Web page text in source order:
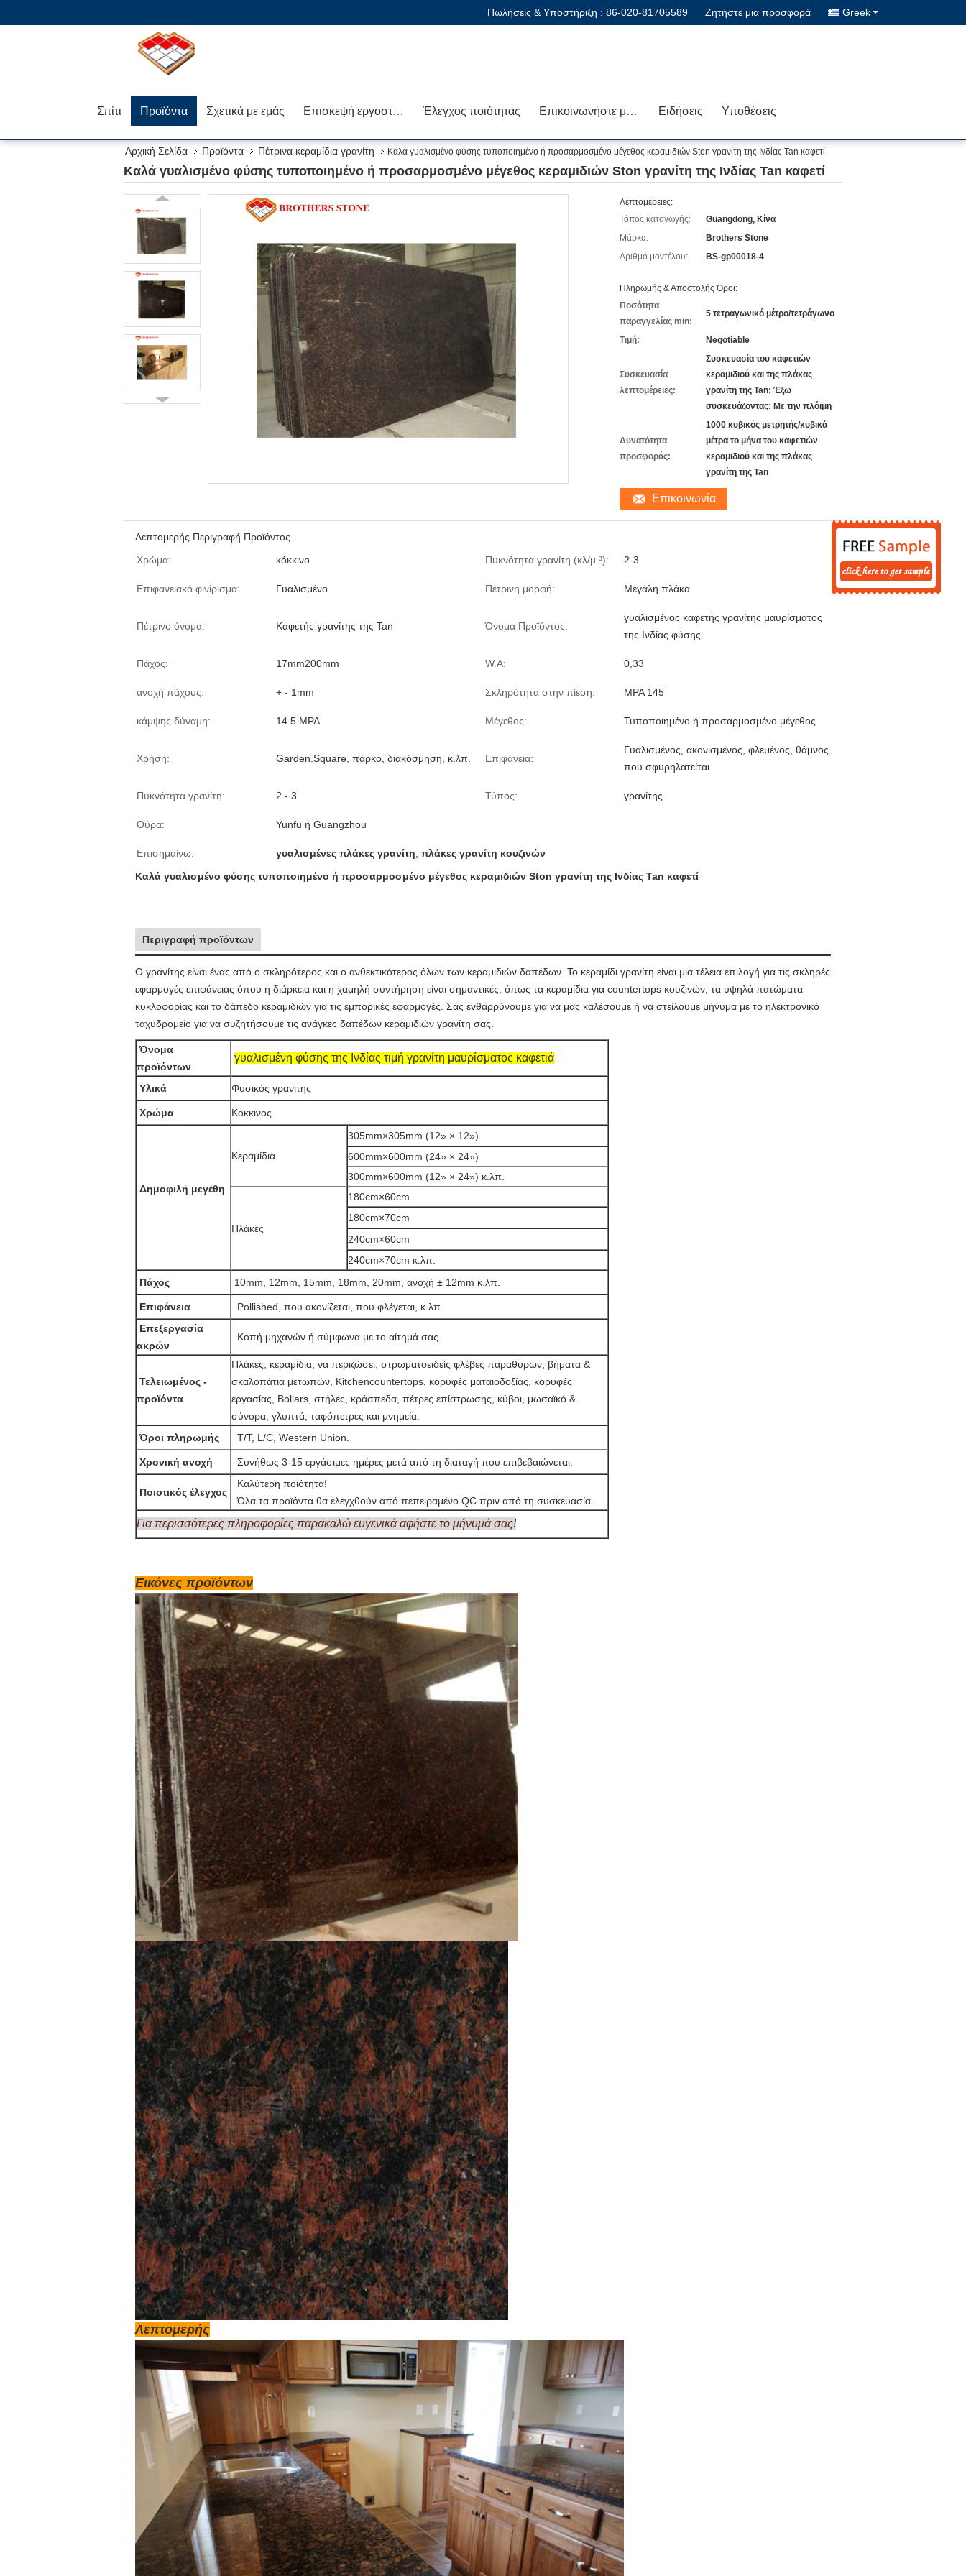
Αφήστε ένα μήνυμα
We bellen je snel terug!
υποβολή
Πωλήσεις & Υποστήριξη : 86-020-81705589 Ζητήστε μια προσφορά Greek
Σπίτι Προϊόντα Σχετικά με εμάς Επισκεψή εργοστασίου Έλεγχος ποιότητας Επικοινωνήστε μαζί μας Ειδήσεις Υποθέσεις
Αρχική Σελίδα Προϊόντα Πέτρινα κεραμίδια γρανίτη Καλά γυαλισμένο φύσης τυποποιημένο ή προσαρμοσμένο μέγεθος κεραμιδιών Ston γρανίτη της Ινδίας Tan καφετί
Καλά γυαλισμένο φύσης τυποποιημένο ή προσαρμοσμένο μέγεθος κεραμιδιών Ston γρανίτη της Ινδίας Tan καφετί
Λεπτομέρειες:
Τόπος καταγωγής:
Guangdong, Κίνα
Μάρκα:
Brothers Stone
Αριθμό μοντέλου:
BS-gp00018-4
Πληρωμής & Αποστολής Όροι:
Ποσότητα
παραγγελίας min:
5 τετραγωνικό μέτρο/τετράγωνο
Τιμή: Negotiable
Συσκευασία
λεπτομέρειες:
Συσκευασία του καφετιών
κεραμιδιού και της πλάκας
γρανίτη της Tan: Έξω
συσκευάζοντας: Με την πλόιμη
Δυνατότητα
προσφοράς:
1000 κυβικός μετρητής/κυβικά
μέτρα το μήνα του καφετιών
κεραμιδιού και της πλάκας
γρανίτη της Tan
Επικοινωνία
Λεπτομερής Περιγραφή Προϊόντος
Χρώμα:
κόκκινο Πυκνότητα γρανίτη (κλ/μ ³): 2-3
Επιφανειακό φινίρισμα: Γυαλισμένο Πέτρινη μορφή: Μεγάλη πλάκα
Πέτρινο όνομα: Καφετής γρανίτης της Tan Όνομα Προϊόντος:
γυαλισμένος καφετής γρανίτης μαυρίσματος
της Ινδίας φύσης
Πάχος: 17mm200mm W.A: 0,33
ανοχή πάχους: + - 1mm Σκληρότητα στην πίεση: MPA 145
κάμψης δύναμη: 14.5 MPA Μέγεθος: Τυποποιημένο ή προσαρμοσμένο μέγεθος
Χρήση: Garden.Square, πάρκο, διακόσμηση, κ.λπ. Επιφάνεια:
Γυαλισμένος, ακονισμένος, φλεμένος, θάμνος
που σφυρηλατείται
Πυκνότητα γρανίτη: 2 - 3 Τύπος: γρανίτης
Θύρα: Yunfu ή Guangzhou
Επισημαίνω: γυαλισμένες πλάκες γρανίτη πλάκες γρανίτη κουζινών
Καλά γυαλισμένο φύσης τυποποιημένο ή προσαρμοσμένο μέγεθος κεραμιδιών Ston γρανίτη της Ινδίας Tan καφετί
Περιγραφή προϊόντων
Ο γρανίτης είναι ένας από ο σκληρότερος και ο ανθεκτικότερος όλων των κεραμιδιών δαπέδων. Το κεραμίδι γρανίτη είναι μια τέλεια επιλογή για τις σκληρές
εφαρμογές επιφάνειας όπου η διάρκεια και η χαμηλή συντήρηση είναι σημαντικές, όπως τα κεραμίδια για countertops κουζινών, τα υψηλά πατώματα
κυκλοφορίας και το δάπεδο κεραμιδιών για τις εμπορικές εφαρμογές. Σας ενθαρρύνουμε για να μας καλέσουμε ή να στείλουμε μήνυμα με το ηλεκτρονικό
ταχυδρομείο για να συζητήσουμε τις ανάγκες δαπέδων κεραμιδιών γρανίτη σας.
Όνομα
προϊόντων
γυαλισμένη φύσης της Ινδίας τιμή γρανίτη μαυρίσματος καφετιά
Υλικά Φυσικός γρανίτης
Χρώμα Κόκκινος
Δημοφιλή μεγέθη
Κεραμίδια
305mm×305mm (12» × 12»)
600mm×600mm (24» × 24»)
300mm×600mm (12» × 24») κ.λπ.
Πλάκες
180cm×60cm
180cm×70cm
240cm×60cm
240cm×70cm κ.λπ.
Πάχος
10mm, 12mm, 15mm, 18mm, 20mm, ανοχή ± 12mm κ.λπ.
Επιφάνεια
Pollished, που ακονίζεται, που φλέγεται, κ.λπ.
Επεξεργασία
ακρών
Κοπή μηχανών ή σύμφωνα με το αίτημά σας.
Τελειωμένος -
προϊόντα
Πλάκες, κεραμίδια, να περιζώσει, στρωματοειδείς φλέβες παραθύρων, βήματα &
σκαλοπάτια μετωπών, Kitchencountertops, κορυφές ματαιοδοξίας, κορυφές
εργασίας, Bollars, στήλες, κράσπεδα, πέτρες επίστρωσης, κύβοι, μωσαϊκό &
σύνορα, γλυπτά, ταφόπετρες και μνημεία.
Όροι πληρωμής
T/T, L/C, Western Union.
Χρονική ανοχή Συνήθως 3-15 εργάσιμες ημέρες μετά από τη διαταγή που επιβεβαιώνεται.
Ποιοτικός έλεγχος
Καλύτερη ποιότητα!
Όλα τα προϊόντα θα ελεγχθούν από πεπειραμένο QC πριν από τη συσκευασία.
Για περισσότερες πληροφορίες παρακαλώ ευγενικά αφήστε το μήνυμά σας!
Εικόνες προϊόντων
Λεπτομερής